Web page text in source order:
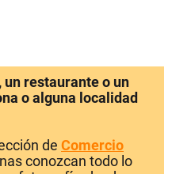
un restaurante o un
o alguna localidad
de Comercio
conozcan todo lo